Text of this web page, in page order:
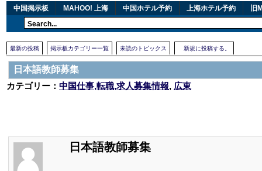
中国掲示板 MAHOO! 上海 中国ホテル予約 上海ホテル予約 旧
最新の投稿 掲示板カテゴリー一覧 未読のトピックス 新規に投稿する。
日本語教師募集
カテゴリー： 中国仕事,転職,求人募集情報, 広東
日本語教師募集